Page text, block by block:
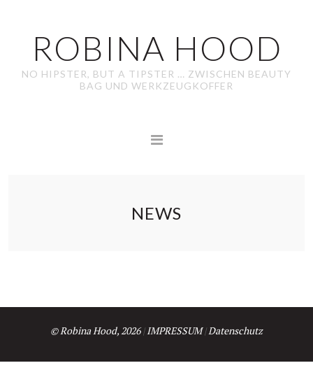
ROBINA HOOD
NO HIPSTER, BUT A TIPSTER … ZWISCHEN BEAUTY
BAG UND WERKZEUGKOFFER
NEWS
© Robina Hood, 2026|IMPRESSUM |Datenschutz